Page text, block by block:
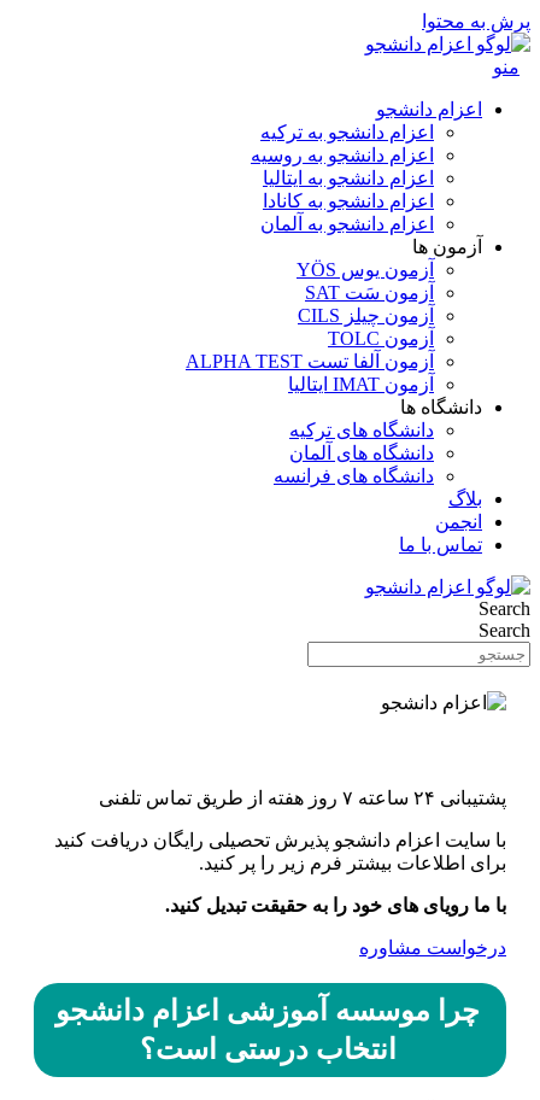
پرش به محتوا
منو
اعزام دانشجو
اعزام دانشجو به ترکیه
اعزام دانشجو به روسیه
اعزام دانشجو به ایتالیا
اعزام دانشجو به کانادا
اعزام دانشجو به آلمان
آزمون ها
آزمون یوس YÖS
آزمون سَت SAT
آزمون چیلز CILS‌
آزمون TOLC
آزمون آلفا تست ALPHA TEST
آزمون IMAT ایتالیا
دانشگاه ها
دانشگاه های ترکیه
دانشگاه های آلمان
دانشگاه های فرانسه
بلاگ
انجمن
تماس با ما
Search
Search
پشتیبانی ۲۴ ساعته ۷ روز هفته از طریق تماس تلفنی
با سایت اعزام دانشجو پذیرش تحصیلی رایگان دریافت کنید
برای اطلاعات بیشتر فرم زیر را پر کنید.
با ما رویای های خود را به حقیقت تبدیل کنید.
درخواست مشاوره
چرا موسسه آموزشی اعزام دانشجو
انتخاب درستی است؟